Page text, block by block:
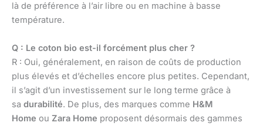
là de préférence à l’air libre ou en machine à basse
température.
Q : Le coton bio est-il forcément plus cher ?
R : Oui, généralement, en raison de coûts de production
plus élevés et d’échelles encore plus petites. Cependant,
il s’agit d’un investissement sur le long terme grâce à
sa durabilité. De plus, des marques comme H&M
Home ou Zara Home proposent désormais des gammes